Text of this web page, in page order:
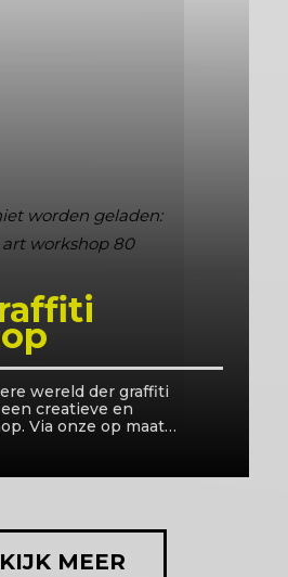
wereld der graffiti
creatieve en
Via onze op maat
aan.
MEER